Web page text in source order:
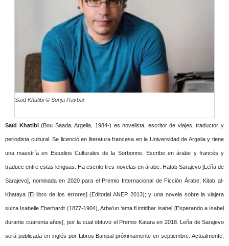
Saïd Khatibi © Sonja Ravbar
Saïd Khatibi(Bou Saada, Argelia, 1984-) es novelista, escritor de viajes, traductor y
periodista cultural. Se licenció en literatura francesa en la Universidad de Argelia y tiene
una maestría en Estudios Culturales de la Sorbonne. Escribe en árabe y francés y
traduce entre estas lenguas. Ha escrito tres novelas en árabe: Hatab Sarajevo [Leña de
Sarajevo], nominada en 2020 para el Premio Internacional de Ficción Árabe; Kitab al-
Khataya [El libro de los errores] (Editorial ANEP 2013); y una novela sobre la viajera
suiza Isabelle Eberhardt (1877-1904), Arba’un ‘ama fi intidhar Isabel [Esperando a Isabel
durante cuarenta años], por la cual obtuvo el Premio Katara en 2018. Leña de Sarajevo
será publicada en inglés por Libros Banipal próximamente en septiembre. Actualmente,